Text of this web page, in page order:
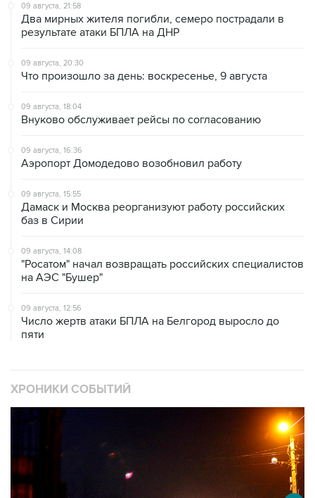
09 августа, 21:58
Два мирных жителя погибли, семеро пострадали в
результате атаки БПЛА на ДНР
09 августа, 20:30
Что произошло за день: воскресенье, 9 августа
09 августа, 18:04
Внуково обслуживает рейсы по согласованию
09 августа, 16:36
Аэропорт Домодедово возобновил работу
09 августа, 15:55
Дамаск и Москва реорганизуют работу российских
баз в Сирии
09 августа, 14:08
"Росатом" начал возвращать российских специалистов
на АЭС "Бушер"
09 августа, 12:56
Число жертв атаки БПЛА на Белгород выросло до
пяти
ХРОНИКИ СОБЫТИЙ